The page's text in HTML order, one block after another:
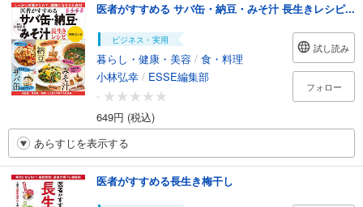
医者がすすめる サバ缶・納豆・みそ汁 長生きレシピ...
ビジネス・実用
暮らし・健康・美容 / 食・料理
小林弘幸 / ESSE編集部
-
649円 (税込)
試し読み
フォロー
あらすじを表示する
医者がすすめる長生き梅干し